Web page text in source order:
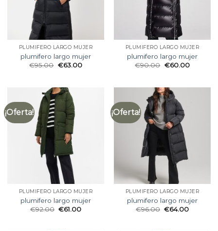
PLUMIFERO LARGO MUJER
plumifero largo mujer
€95.00 €63.00
PLUMIFERO LARGO MUJER
plumifero largo mujer
€90.00 €60.00
¡Oferta!
PLUMIFERO LARGO MUJER
plumifero largo mujer
€92.00 €61.00
¡Oferta!
PLUMIFERO LARGO MUJER
plumifero largo mujer
€96.00 €64.00